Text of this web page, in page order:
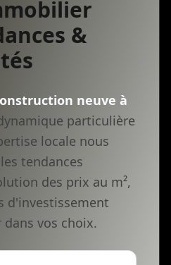
&
neuve à
particulière
locale nous
tendances
des prix au m²,
d'investissement
dans vos choix.